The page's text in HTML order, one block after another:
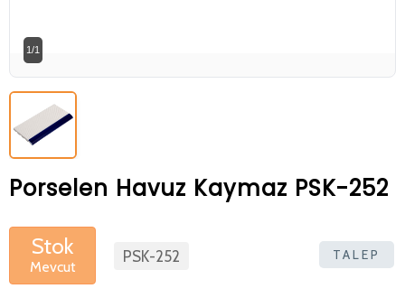
1/1
Porselen Havuz Kaymaz PSK-252
Stok
Mevcut
PSK-252 TALEP